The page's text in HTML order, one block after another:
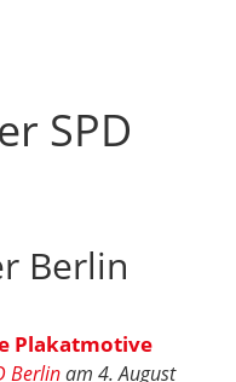
SPD
Berlin
Plakatmotive
Berlinam 4. August